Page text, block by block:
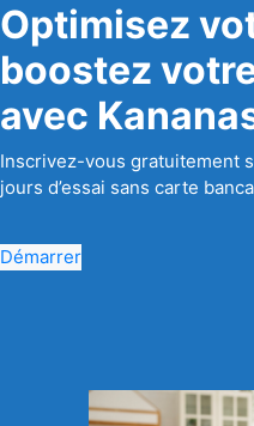
Optimisez
boostez
avec
Inscrivez-vous gratuitement
jours d’essai sans carte
Démarrer